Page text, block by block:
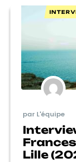
par L'équipe
Lille